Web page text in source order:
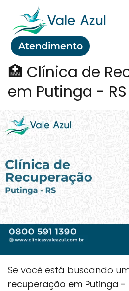
Atendimento
🏥 Clínica de
em Putinga - RS
Se você está buscando
recuperação em Putinga -